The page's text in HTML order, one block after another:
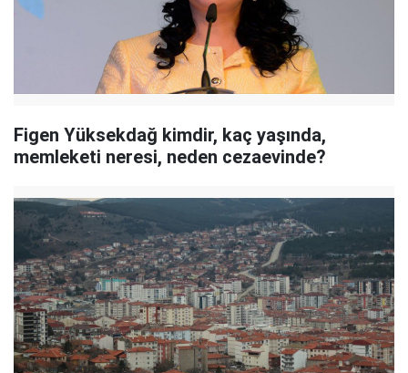
Figen Yüksekdağ kimdir, kaç yaşında,
memleketi neresi, neden cezaevinde?